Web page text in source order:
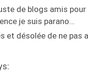
de blogs amis
je suis parano…
et désolée de ne